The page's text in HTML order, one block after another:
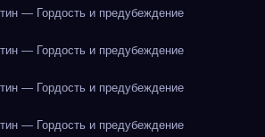
— Гордость и предубеждение
— Гордость и предубеждение
— Гордость и предубеждение
— Гордость и предубеждение